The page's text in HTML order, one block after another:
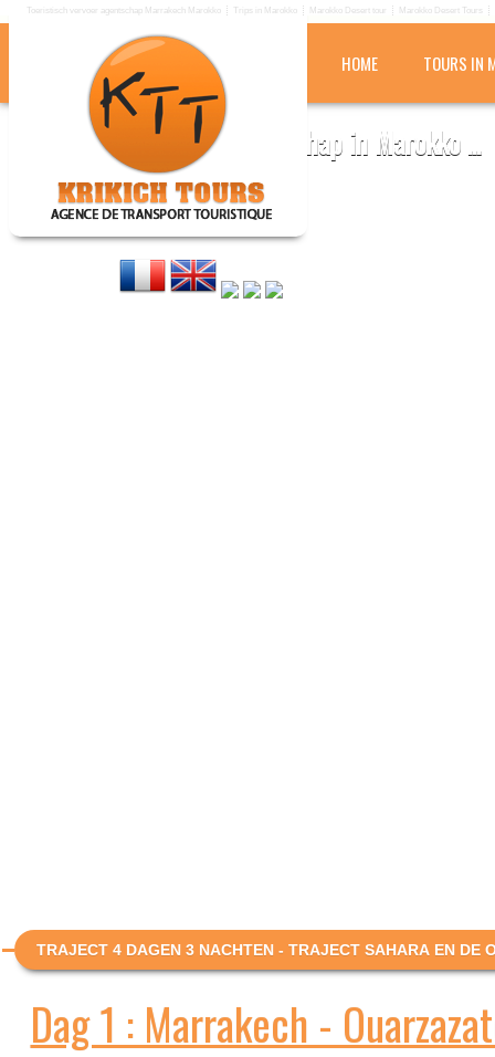
Toeristisch vervoer agentschap Marrakech Marokko Trips in Marokko Marokko Desert tour Marokko Desert Tours
HOME TOURS IN
KRIKICH TOURS
Toeristisch vervoer agentschap in Marokko ...
TRAJECT 4 DAGEN 3 NACHTEN - TRAJECT SAHARA EN DE
Dag 1 : Marrakech -